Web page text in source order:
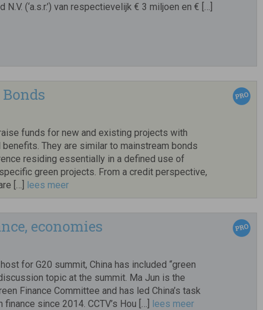
N.V. (‘a.s.r.’) van respectievelijk € 3 miljoen en € […]
funds for new and existing projects with
benefits. They are similar to mainstream bonds
residing essentially in a defined use of
green projects. From a credit perspective,
[…] lees meer
economies
for G20 summit, China has included “green
topic at the summit. Ma Jun is the
Finance Committee and has led China’s task
since 2014. CCTV’s Hou […] lees meer